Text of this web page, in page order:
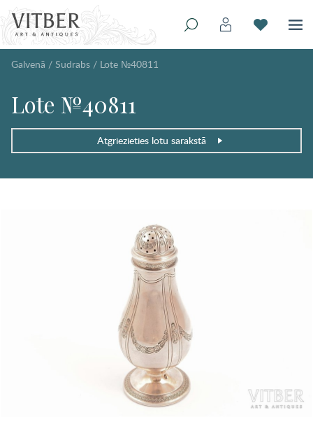
Galvenā / Sudrabs / Lote №40811
Lote №40811
Atgriezieties lotu sarakstā